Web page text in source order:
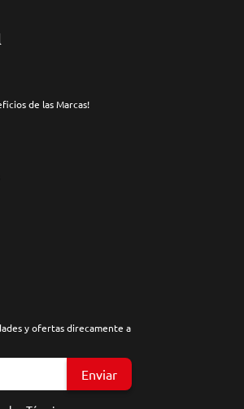
de las Marcas!
y ofertas direcamente a
Enviar